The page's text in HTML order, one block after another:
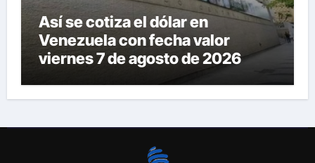
Así se cotiza el dólar en
Venezuela con fecha valor
viernes 7 de agosto de 2026